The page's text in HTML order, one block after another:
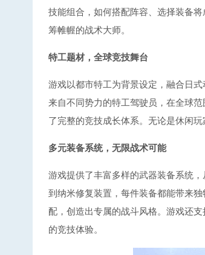
技能组合，如何搭配阵容、选择装备
筹帷幄的战术大师。
特工题材，全球竞技舞台
游戏以都市特工为背景设定，融合日
来自不同势力的特工驾驶员，在全球
了完整的竞技成长体系。无论是休闲
多元装备系统，无限战术可能
游戏提供了丰富多样的武器装备系统
到纳米修复装置，每件装备都能带来
配，创造出专属的战斗风格。游戏还
的竞技体验。